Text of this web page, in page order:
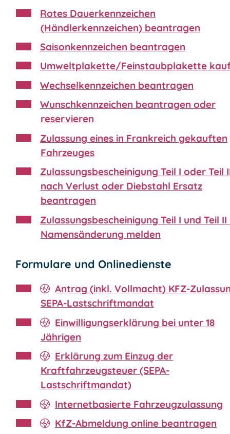
Rotes Dauerkennzeichen
(Händlerkennzeichen) beantragen
Saisonkennzeichen beantragen
Umweltplakette/Feinstaubplakette
Wechselkennzeichen beantragen
Wunschkennzeichen beantragen oder
reservieren
Zulassung eines in Frankreich gekauften
Fahrzeuges
Zulassungsbescheinigung Teil I oder Teil
nach Verlust oder Diebstahl Ersatz
beantragen
Zulassungsbescheinigung Teil I und Teil II
Namensänderung melden
Formulare und Onlinedienste
Antrag (inkl. Vollmacht) KFZ-
SEPA-Lastschriftmandat
Einwilligungserklärung bei unter 18
Jährigen
Erklärung zum Einzug der
Kraftfahrzeugsteuer (SEPA-
Lastschriftmandat)
Internetbasierte Fahrzeugzulassung
KfZ-Abmeldung online beantragen